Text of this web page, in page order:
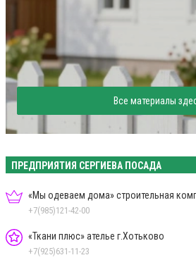
Все материалы
ПРЕДПРИЯТИЯ СЕРГИЕВА ПОСАДА
«Мы одеваем дома» строительная
+7(985)121-42-00
«Ткани плюс» ателье г.Хотьково
+7(925)631-11-23